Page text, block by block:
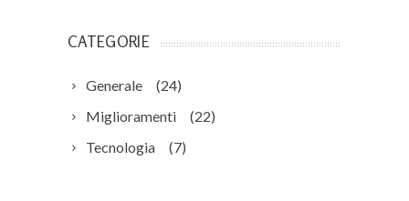
CATEGORIE
Generale
(24)
Miglioramenti
(22)
Tecnologia
(7)